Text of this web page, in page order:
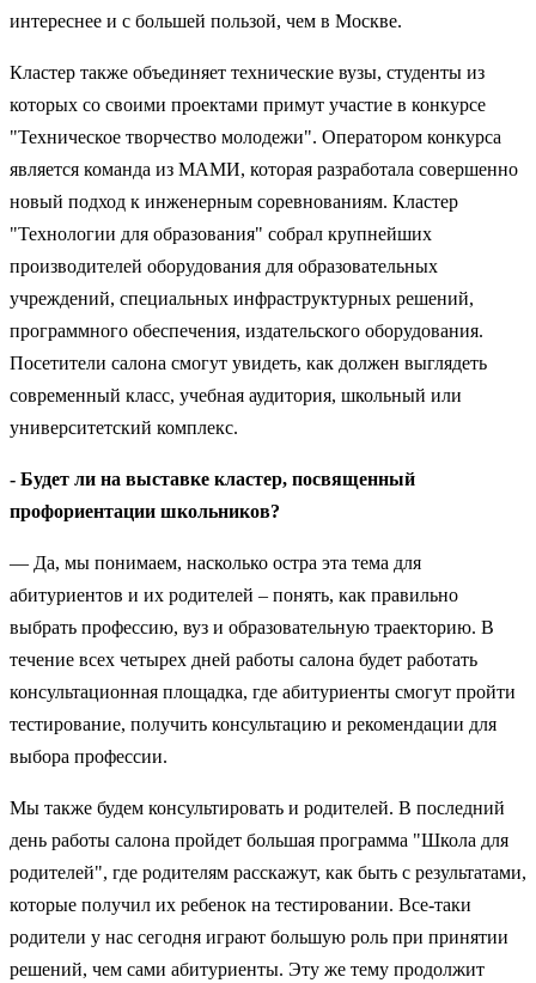
интереснее и с большей пользой, чем в Москве.
Кластер также объединяет технические вузы, студенты из
которых со своими проектами примут участие в конкурсе
"Техническое творчество молодежи". Оператором конкурса
является команда из МАМИ, которая разработала совершенно
новый подход к инженерным соревнованиям. Кластер
"Технологии для образования" собрал крупнейших
производителей оборудования для образовательных
учреждений, специальных инфраструктурных решений,
программного обеспечения, издательского оборудования.
Посетители салона смогут увидеть, как должен выглядеть
современный класс, учебная аудитория, школьный или
университетский комплекс.
- Будет ли на выставке кластер, посвященный
профориентации школьников?
— Да, мы понимаем, насколько остра эта тема для
абитуриентов и их родителей – понять, как правильно
выбрать профессию, вуз и образовательную траекторию. В
течение всех четырех дней работы салона будет работать
консультационная площадка, где абитуриенты смогут пройти
тестирование, получить консультацию и рекомендации для
выбора профессии.
Мы также будем консультировать и родителей. В последний
день работы салона пройдет большая программа "Школа для
родителей", где родителям расскажут, как быть с результатами,
которые получил их ребенок на тестировании. Все-таки
родители у нас сегодня играют большую роль при принятии
решений, чем сами абитуриенты. Эту же тему продолжит